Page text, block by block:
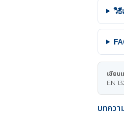
วิธี
เขียน
EN
บทควา